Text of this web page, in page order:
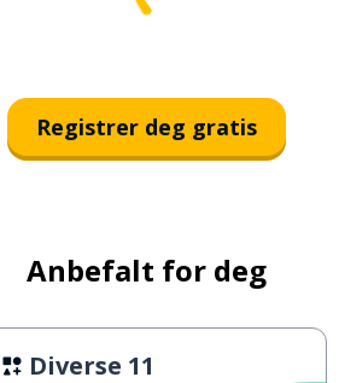
Registrer deg gratis
Anbefalt for deg
Diverse 11